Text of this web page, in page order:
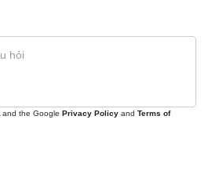
and the Google Privacy Policy and Terms of